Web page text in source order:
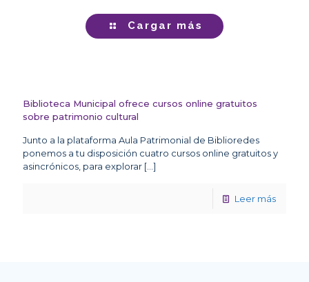
Cargar más
Biblioteca Municipal ofrece cursos online gratuitos
sobre patrimonio cultural
Junto a la plataforma Aula Patrimonial de Biblioredes
ponemos a tu disposición cuatro cursos online gratuitos y
asincrónicos, para explorar […]
Leer más